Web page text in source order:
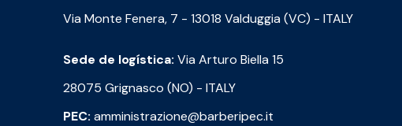
Via Monte Fenera, 7 - 13018 Valduggia (VC) - ITALY
Sede de logística: Via Arturo Biella 15
28075 Grignasco (NO) - ITALY
PEC: amministrazione@barberipec.it